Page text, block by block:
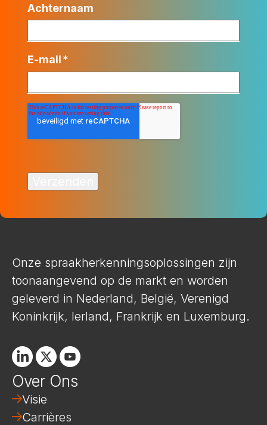
Achternaam
E-mail*
Onze spraakherkenningsoplossingen zijn
toonaangevend op de markt en worden
geleverd in Nederland, België, Verenigd
Koninkrijk, Ierland, Frankrijk en Luxemburg.
Linkedin
X Youtube
Over Ons
Visie
Carrières